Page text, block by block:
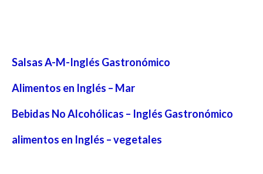
Salsas A-M-Inglés Gastronómico
Alimentos en Inglés – Mar
Bebidas No Alcohólicas – Inglés Gastronómico
alimentos en Inglés – vegetales